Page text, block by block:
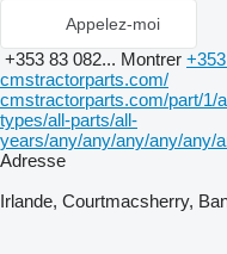
Appelez-moi
+353 83 082... Montrer
cmstractorparts.com/
cmstractorparts.com/part/1/
types/all-parts/all-
years/any/any/any/any/any/
Adresse
Irlande, Courtmacsherry,